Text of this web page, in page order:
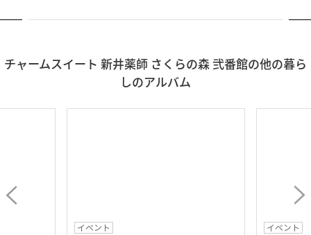
チャームスイート 新井薬師 さくらの森 弐番館の他の暮ら
しのアルバム
イベント
イベント